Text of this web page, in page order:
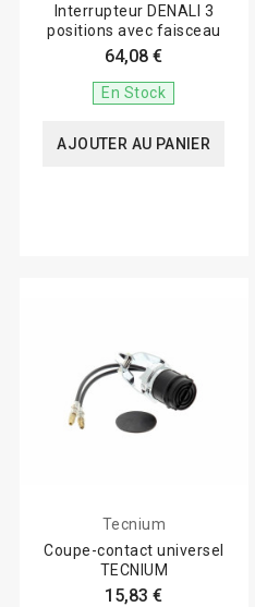
Interrupteur DENALI 3
positions avec faisceau
64,08 €
En Stock
AJOUTER AU PANIER
Tecnium
Coupe-contact universel
TECNIUM
15,83 €